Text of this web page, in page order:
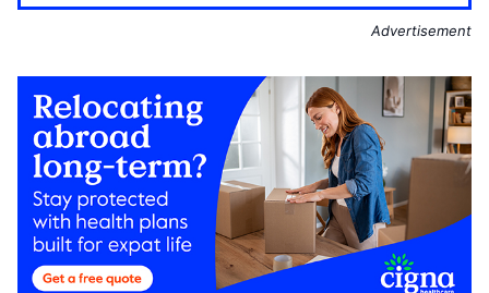
Advertisement